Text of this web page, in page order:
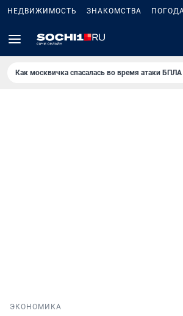
НЕДВИЖИМОСТЬ ЗНАКОМСТВА
Как москвичка спасалась во время атаки
ЭКОНОМИКА